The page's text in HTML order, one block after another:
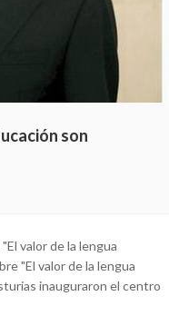
son
valor de la lengua
"El valor de la lengua
inauguraron el centro